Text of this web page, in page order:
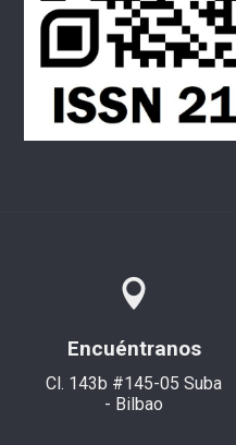
Encuéntranos
Cl. 143b #145-05 Suba
- Bilbao